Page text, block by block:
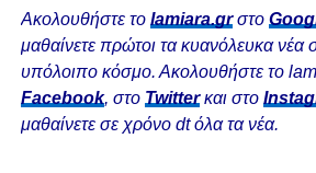
Ακολουθήστε το lamiara.grστο
μαθαίνετε πρώτοι τα κυανόλευκα νέα
υπόλοιπο κόσμο. Ακολουθήστε το
Facebook, στο Twitterκαι στο
μαθαίνετε σε χρόνο dt όλα τα νέα.